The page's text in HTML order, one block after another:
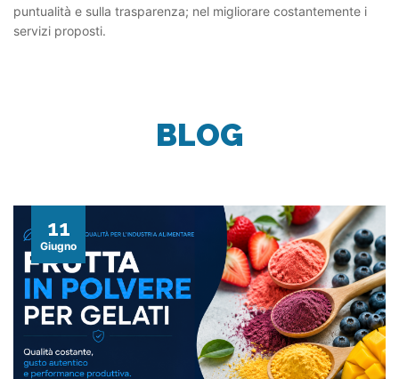
puntualità e sulla trasparenza; nel migliorare costantemente i
servizi proposti.
BLOG
11
Giugno